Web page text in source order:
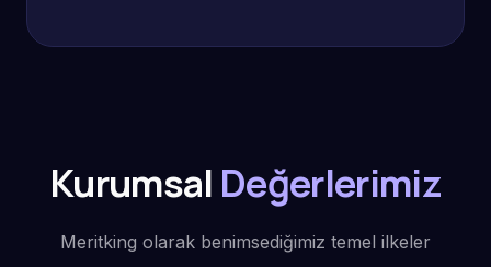
Kurumsal Değerlerimiz
Meritking olarak benimsediğimiz temel ilkeler